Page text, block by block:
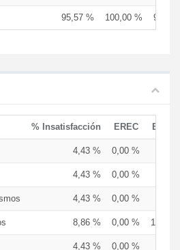
95,57 % 100,00 % 94,74
% Insatisfacción EREC
4,43 % 0,00 %
4,43 % 0,00 %
4,43 % 0,00 %
8,86 % 0,00 % 10,53
4,43 % 0,00 %